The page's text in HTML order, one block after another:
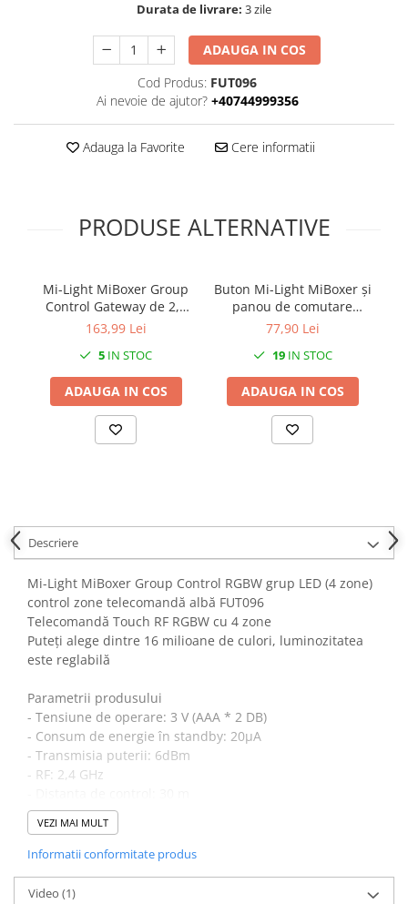
Banda led si accesorii
Prelungitoare pe tambur
Prelungitoare industriale
Distribuitoare de curent
Cleme diverse
Doze electrice
Doze aplicate
Doze incastrate
Prize si fise trifazice
Trasee electrice
Canal cablu metalic din sarma
Tuburi rigide din plastic PVC
Prize si fise electrice
Accesorii electrice
Produse noi
Fotovoltaice
Intrerupatoarea industriale
Sisteme de impamantare -
paratrasnet
Durata de livrare: 3 zile
ADAUGA IN COS
Cod Produs: FUT096
Ai nevoie de ajutor? +40744999356
Adauga la Favorite Cere informatii
PRODUSE ALTERNATIVE
Mi-Light MiBoxer Group
Control Gateway de 2,4
GHz pentru controlul
WL-Box2
163,99 Lei
5 IN STOC
ADAUGA IN COS
Buton Mi-Light MiBoxer și
panou de comutare
rotativ Telecomandă LED
77,90 Lei
19IN STOC
ADAUGA IN COS
Descriere
Mi-Light MiBoxer Group Control RGBW grup LED (4 zone)
control zone telecomandă albă FUT096
Telecomandă Touch RF RGBW cu 4 zone
Puteți alege dintre 16 milioane de culori, luminozitatea
este reglabilă
Parametrii produsului
- Tensiune de operare: 3 V (AAA * 2 DB)
- Consum de energie în standby: 20μA
- Transmisia puterii: 6dBm
- RF: 2,4 GHz
- Frecventa de transmisie: 2400-2483,5 MHz
- Metoda de modulare: GFSK
- Temperatura de functionare: -20~60°C
MiBoxer Group Control RGBW, un controler LED avansat,
VEZI MAI MULT
Informatii conformitate produs
Video (1)